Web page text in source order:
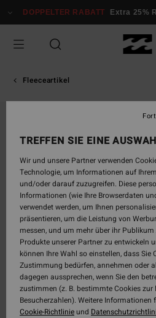
zur
springen
DOPPELTER RABATT Extra 25%
Fleeceartikel
TREFFEN SIE EINE
Wir und unsere Partner verwenden
Technologie, um Informationen auf
und/oder darauf zuzugreifen. Diese
Informationen (wie Ihre Browserdaten
verwendet werden, um Ihnen
präsentieren, um die Leistung von
messen, und um mehr über ihr
Produkte unserer Partner zu entwickeln
können Ihre Wahl so einstellen, dass Sie
Zustimmung bedürfen, annehmen oder
dagegen aussprechen, wenn Sie den
zustimmen (z. B. bestimmte Cookies zur
Besucherzahlen). Weitere Informationen
Cookie-Richtlinieund